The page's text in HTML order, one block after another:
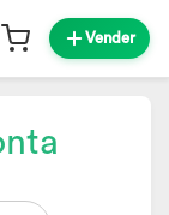
Vender